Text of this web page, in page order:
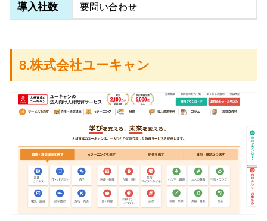
導入社数 要問い合わせ
8.株式会社ユーキャン